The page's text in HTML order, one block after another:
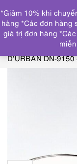
Trang chủ KÍNH
5775-
D’URBAN DN-
*Giảm 10% khi
hàng *Các đơn hàng
giá trị đơn hàng